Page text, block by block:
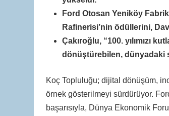
Ford Otosan Yeniköy
Rafinerisi’nin ödüllerini,
Çakıroğlu, “100. yılımızı
dönüştürebilen, dünyadaki
Koç Topluluğu; dijital dönüşüm,
örnek gösterilmeyi sürdürüyor.
başarısıyla, Dünya Ekonomik